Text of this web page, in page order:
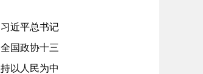
近平总书记
国政协十三
以人民为中